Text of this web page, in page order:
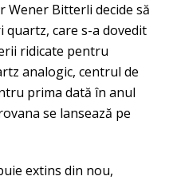
Wener Bitterli decide să
quartz, care s-a dovedit
ridicate pentru
analogic, centrul de
prima dată în anul
se lansează pe
extins din nou,